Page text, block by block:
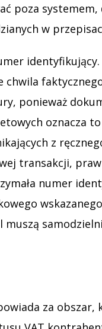
poza
w
ponieważ
oznacza
z
transakcji,
numer
za